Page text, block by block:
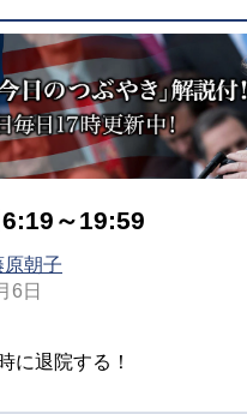
～19:59
原朝子
6日
に退院する！